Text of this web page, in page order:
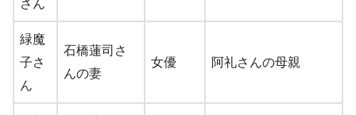
さん
緑魔
子さ
ん
石橋蓮司さ
んの妻
女優 阿礼さんの母親